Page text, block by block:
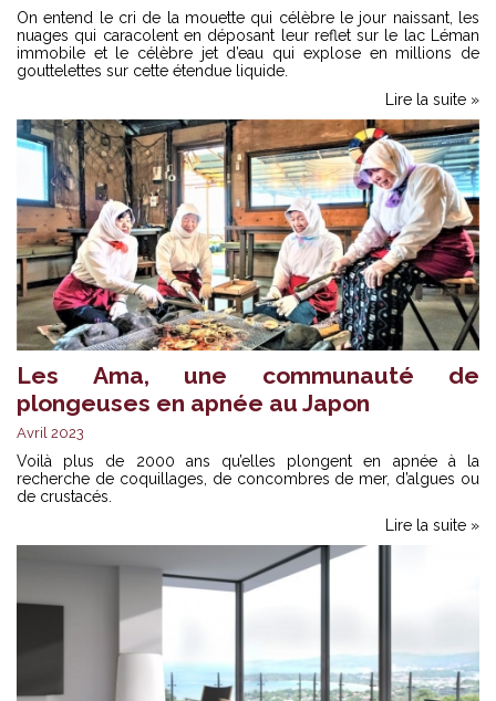
On entend le cri de la mouette qui célèbre le jour naissant, les
nuages qui caracolent en déposant leur reflet sur le lac Léman
immobile et le célèbre jet d’eau qui explose en millions de
gouttelettes sur cette étendue liquide.
Lire la suite »
Les Ama, une communauté de
plongeuses en apnée au Japon
Avril 2023
Voilà plus de 2000 ans qu’elles plongent en apnée à la
recherche de coquillages, de concombres de mer, d’algues ou
de crustacés.
Lire la suite »